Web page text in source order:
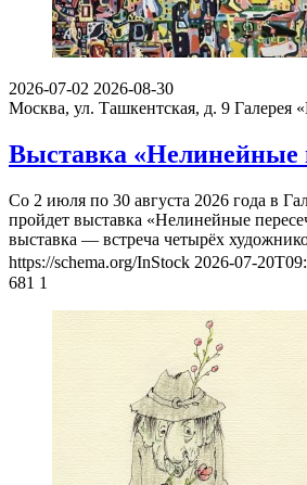
2026-07-02 2026-08-30
Москва, ул. Ташкентская, д. 9 Галерея
Выставка «Нелинейные
Со 2 июля по 30 августа 2026 года в
пройдет выставка «Нелинейные
выставка — встреча четырёх
https://schema.org/InStock 2026-07-
681 1